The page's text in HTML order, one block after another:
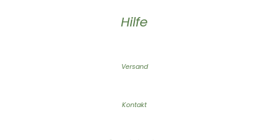
Hilfe
Versand
Kontakt